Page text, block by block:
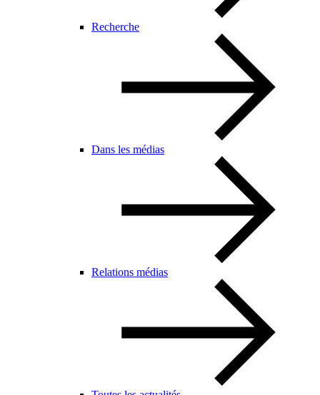
Recherche
Dans les médias
Relations médias